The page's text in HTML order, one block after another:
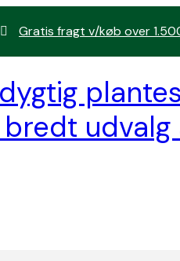
Gratis fragt v/køb over
udvalg